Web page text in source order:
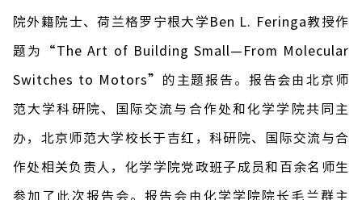
院外籍院士、荷兰格罗宁根大学 Ben L. Feringa教授作
题为 “The Art of Building Small—From Molecular
Switches to Motors” 的主题报告。报告会由北京师
范大学科研院、国际交流与合作处和化学学院共同主
办，北京师范大学校长于吉红，科研院、国际交流与合
作处相关负责人，化学学院党政班子成员和百余名师生
参加了此次报告会。报告会由化学学院院长 毛兰 群主